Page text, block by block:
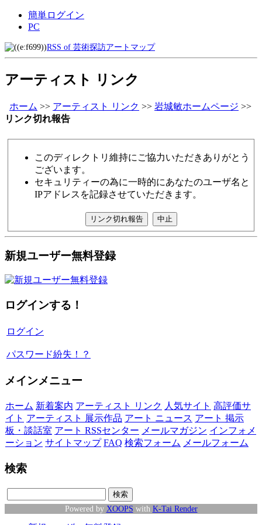
簡単ログイン
PC
RSS of 芸術探訪アートマップ
アーティスト リンク
ホーム >> アーティスト リンク >> 岩城敏ホームページ >>
リンク切れ報告
このディレクトリ維持にご協力いただきありがとう
ございます。
セキュリティーの為に一時的にあなたのユーザ名と
IPアドレスを記録させていただきます。
新規ユーザー無料登録
ログインする！
ログイン
パスワード紛失！？
メインメニュー
ホーム 新着案内 アーティスト リンク 人気サイト 高評価サ
イト アーティスト 展示作品 アート ニュース アート 掲示
板・談話室 アート RSSセンター メールマガジン インフォメ
ーション サイトマップ FAQ 検索フォーム メールフォーム
検索
Powered by XOOPS with K-Tai Render